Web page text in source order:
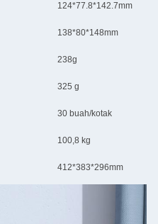
124*77.8*142.7mm
138*80*148mm
238g
325 g
30 buah/kotak
100,8 kg
412*383*296mm